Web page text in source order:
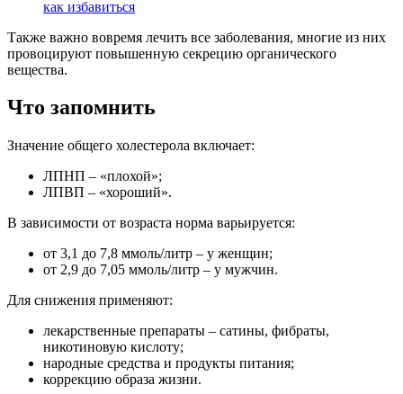
как избавиться
Также важно вовремя лечить все заболевания, многие из них
провоцируют повышенную секрецию органического
вещества.
Что запомнить
Значение общего холестерола включает:
ЛПНП – «плохой»;
ЛПВП – «хороший».
В зависимости от возраста норма варьируется:
от 3,1 до 7,8 ммоль/литр – у женщин;
от 2,9 до 7,05 ммоль/литр – у мужчин.
Для снижения применяют:
лекарственные препараты – сатины, фибраты,
никотиновую кислоту;
народные средства и продукты питания;
коррекцию образа жизни.